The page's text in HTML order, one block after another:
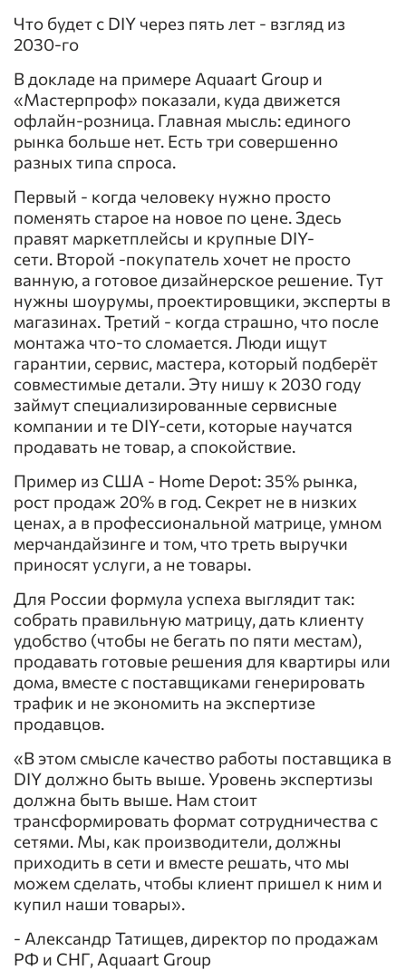
Что будет с DIY через пять лет - взгляд из
2030-го
В докладе на примере Aquaart Group и
«Мастерпроф» показали, куда движется
офлайн-розница. Главная мысль: единого
рынка больше нет. Есть три совершенно
разных типа спроса.
Первый - когда человеку нужно просто
поменять старое на новое по цене. Здесь
правят маркетплейсы и крупные DIY-
сети. Второй -покупатель хочет не просто
ванную, а готовое дизайнерское решение. Тут
нужны шоурумы, проектировщики, эксперты в
магазинах. Третий - когда страшно, что после
монтажа что-то сломается. Люди ищут
гарантии, сервис, мастера, который подберёт
совместимые детали. Эту нишу к 2030 году
займут специализированные сервисные
компании и те DIY-сети, которые научатся
продавать не товар, а спокойствие.
Пример из США - Home Depot: 35% рынка,
рост продаж 20% в год. Секрет не в низких
ценах, а в профессиональной матрице, умном
мерчандайзинге и том, что треть выручки
приносят услуги, а не товары.
Для России формула успеха выглядит так:
собрать правильную матрицу, дать клиенту
удобство (чтобы не бегать по пяти местам),
продавать готовые решения для квартиры или
дома, вместе с поставщиками генерировать
трафик и не экономить на экспертизе
продавцов.
«В этом смысле качество работы поставщика в
DIY должно быть выше. Уровень экспертизы
должна быть выше. Нам стоит
трансформировать формат сотрудничества с
сетями. Мы, как производители, должны
приходить в сети и вместе решать, что мы
можем сделать, чтобы клиент пришел к ним и
купил наши товары».
- Александр Татищев, директор по продажам
РФ и СНГ, Aquaart Group